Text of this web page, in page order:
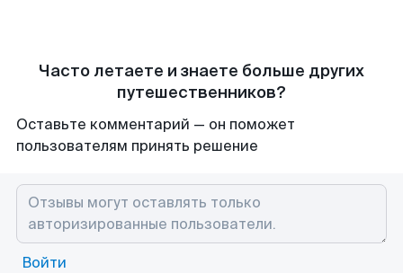
Часто летаете и знаете больше других
путешественников?
Оставьте комментарий — он поможет
пользователям принять решение
Войти